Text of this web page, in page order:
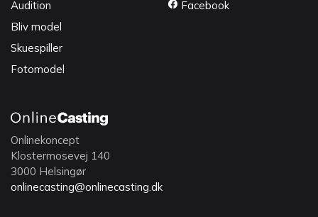
Audition
Bliv model
Skuespiller
Fotomodel
Facebook
Onlinekoncept
Klostermosevej 140
3000 Helsingør
onlinecasting@onlinecasting.dk